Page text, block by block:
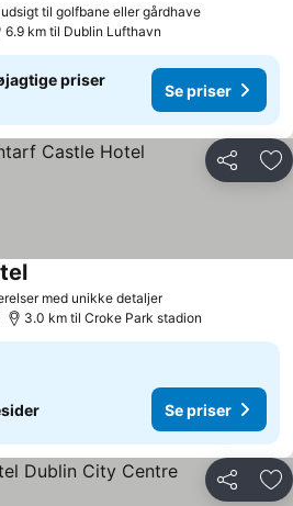
til golfbane eller gårdhave
6.9 km til Dublin Lufthavn
priser
Se priser
Del
med unikke detaljer
3.0 km til Croke Park stadion
Se priser
Del